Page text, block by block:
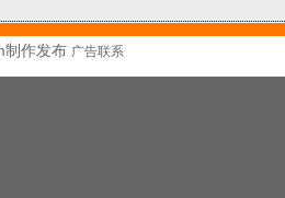
制作发布 广告联系